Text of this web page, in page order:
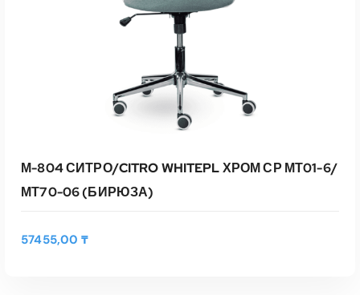
М-804 СИТРО/CITRO WHITEPL ХРОМ СР МТ01-6/
МТ70-06 (БИРЮЗА)
57455,00₸